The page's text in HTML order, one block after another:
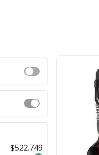
$522.749